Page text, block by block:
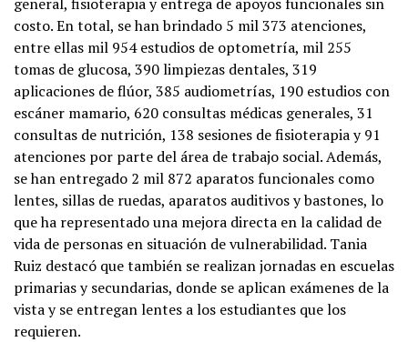
costo. En total, se han brindado 5 mil 373 atenciones,
entre ellas mil 954 estudios de optometría, mil 255
tomas de glucosa, 390 limpiezas dentales, 319
aplicaciones de flúor, 385 audiometrías, 190 estudios con
escáner mamario, 620 consultas médicas generales, 31
consultas de nutrición, 138 sesiones de fisioterapia y 91
atenciones por parte del área de trabajo social. Además,
se han entregado 2 mil 872 aparatos funcionales como
lentes, sillas de ruedas, aparatos auditivos y bastones, lo
que ha representado una mejora directa en la calidad de
vida de personas en situación de vulnerabilidad. Tania
Ruiz destacó que también se realizan jornadas en escuelas
primarias y secundarias, donde se aplican exámenes de la
vista y se entregan lentes a los estudiantes que los
requieren.